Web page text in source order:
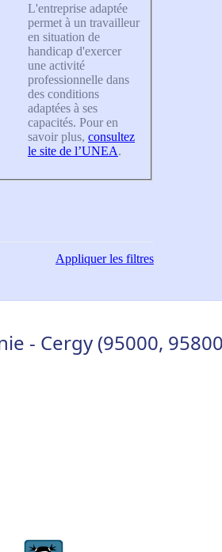
L'entreprise adaptée
permet à un travailleur
en situation de
handicap d'exercer
une activité
professionnelle dans
des conditions
adaptées à ses
capacités. Pour en
savoir plus, consultez
le site de l’UNEA.
Appliquerles filtres
- Cergy (95000,